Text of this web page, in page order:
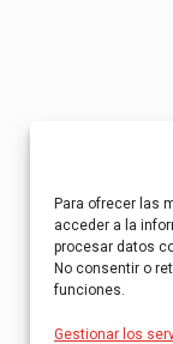
Para ofrecer las
acceder a la
procesar datos
No consentir o
funciones.
Gestionar los